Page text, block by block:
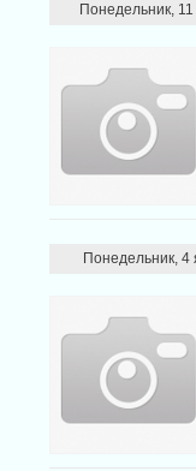
Понедельник,
Понедельник, 4